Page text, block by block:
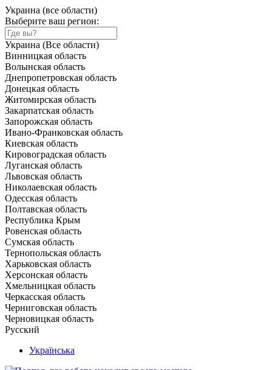
Украина (все области)
Выберите ваш регион:
Украина (Все области)
Винницкая область
Волынская область
Днепропетровская область
Донецкая область
Житомирская область
Закарпатская область
Запорожская область
Ивано-Франковская область
Киевская область
Кировоградская область
Луганская область
Львовская область
Николаевская область
Одесская область
Полтавская область
Республика Крым
Ровенская область
Сумская область
Тернопольская область
Харьковская область
Херсонская область
Хмельницкая область
Черкасская область
Черниговская область
Черновицкая область
Русский
Українська